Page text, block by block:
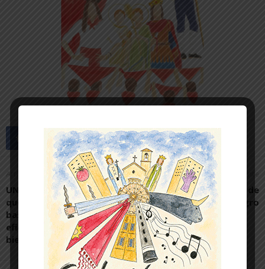
Artículo anterior
UNED Cartagena certifica
que mantiene un servicio
basado en procesos
eficientes, coherentes y
bien gestionados
Artículo siguiente
Programa de Fiestas de
San Blas 2025 en Milagro